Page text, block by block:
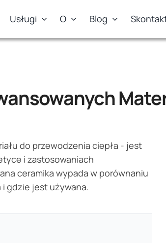
Usługi O Blog
do przewodzenia ciepła - jest
i zastosowaniach
ceramika wypada w porównaniu
gdzie jest używana.